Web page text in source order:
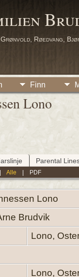
Røedvang,
Finn
Lono
Parental
Alle | PDF
Lono
Brudvik
Lono,
Lono,